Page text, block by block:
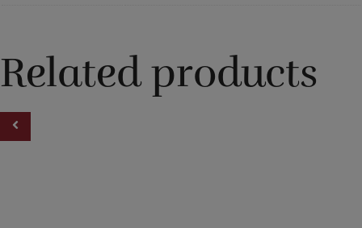
Related products